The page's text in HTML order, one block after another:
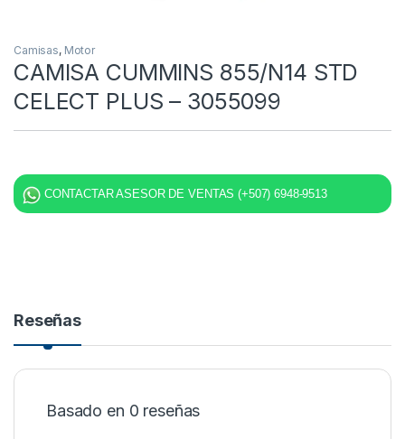
Camisas, Motor
CAMISA CUMMINS 855/N14 STD
CELECT PLUS – 3055099
CONTACTAR ASESOR DE VENTAS (+507) 6948-9513
Reseñas
Basado en 0 reseñas